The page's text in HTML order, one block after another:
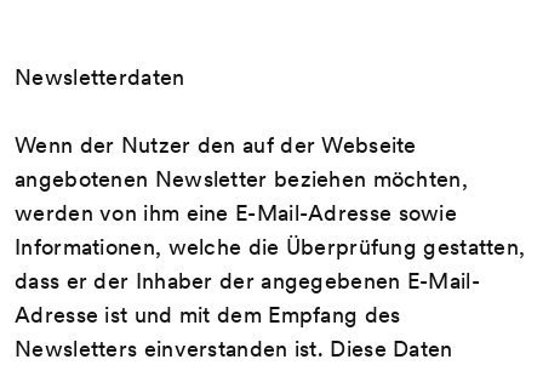
Newsletterdaten
Wenn der Nutzer den auf der Webseite
angebotenen Newsletter beziehen möchten,
werden von ihm eine E-Mail-Adresse sowie
Informationen, welche die Überprüfung gestatten,
dass er der Inhaber der angegebenen E-Mail-
Adresse ist und mit dem Empfang des
Newsletters einverstanden ist. Diese Daten